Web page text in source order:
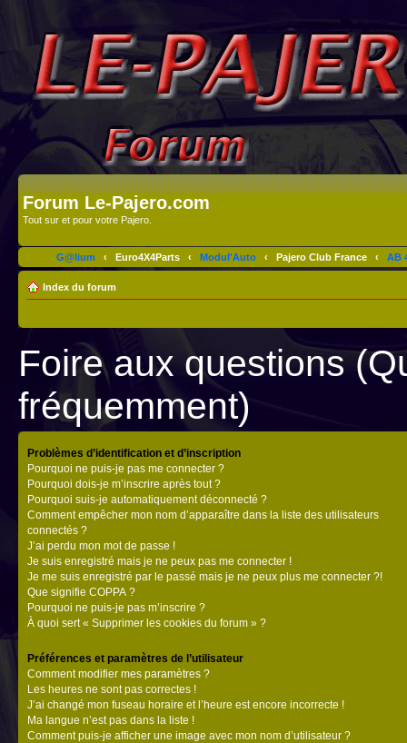
Forum Le-Pajero.com
Tout sur et pour votre Pajero.
G@lium ‹ Euro4X4Parts ‹ Modul'Auto ‹ Pajero Club France ‹ AB
Index du forum
Foire aux questions
fréquemment)
Problèmes d’identification et d’inscription
Pourquoi ne puis-je pas me connecter ?
Pourquoi dois-je m’inscrire après tout ?
Pourquoi suis-je automatiquement déconnecté ?
Comment empêcher mon nom d’apparaître dans la liste des utilisateurs
connectés ?
J’ai perdu mon mot de passe !
Je suis enregistré mais je ne peux pas me connecter !
Je me suis enregistré par le passé mais je ne peux plus me connecter ?!
Que signifie COPPA ?
Pourquoi ne puis-je pas m’inscrire ?
À quoi sert « Supprimer les cookies du forum » ?
Préférences et paramètres de l’utilisateur
Comment modifier mes paramètres ?
Les heures ne sont pas correctes !
J’ai changé mon fuseau horaire et l’heure est encore incorrecte !
Ma langue n’est pas dans la liste !
Comment puis-je afficher une image avec mon nom d’utilisateur ?